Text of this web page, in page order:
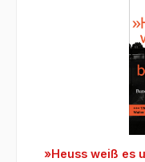
»Heuss weiß es